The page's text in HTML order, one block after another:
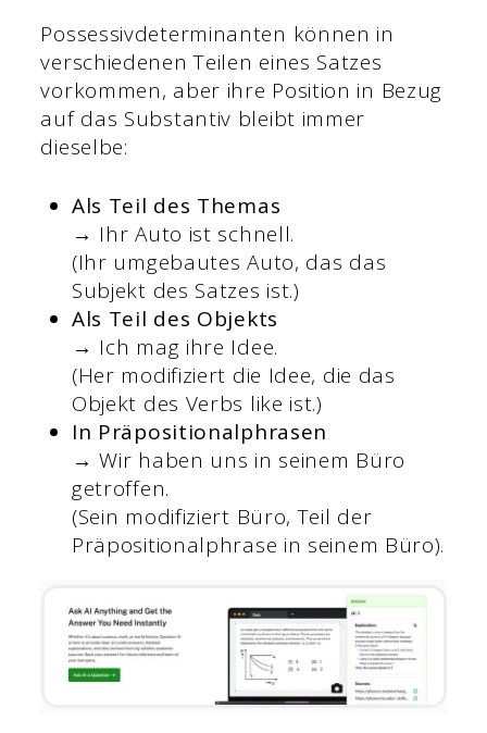
Possessivdeterminanten können in
verschiedenen Teilen eines Satzes
vorkommen, aber ihre Position in Bezug
auf das Substantiv bleibt immer
dieselbe:
Als Teil des Themas
→ Ihr Auto ist schnell.
(Ihr umgebautes Auto, das das
Subjekt des Satzes ist.)
Als Teil des Objekts
→ Ich mag ihre Idee.
(Her modifiziert die Idee, die das
Objekt des Verbs like ist.)
In Präpositionalphrasen
→ Wir haben uns in seinem Büro
getroffen.
(Sein modifiziert Büro, Teil der
Präpositionalphrase in seinem Büro).